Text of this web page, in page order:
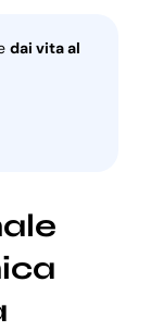
dai vita al